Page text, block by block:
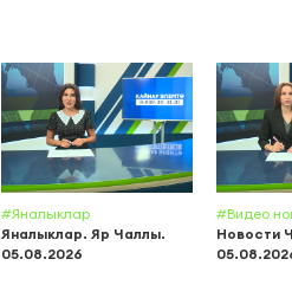
#Яналыклар
Яналыклар. Яр Чаллы.
05.08.2026
#Видео
Новости